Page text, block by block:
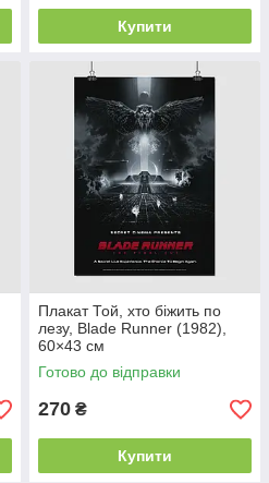
Купити
Плакат Той, хто біжить по
лезу, Blade Runner (1982),
60×43 см
Готово до відправки
270 ₴
Купити